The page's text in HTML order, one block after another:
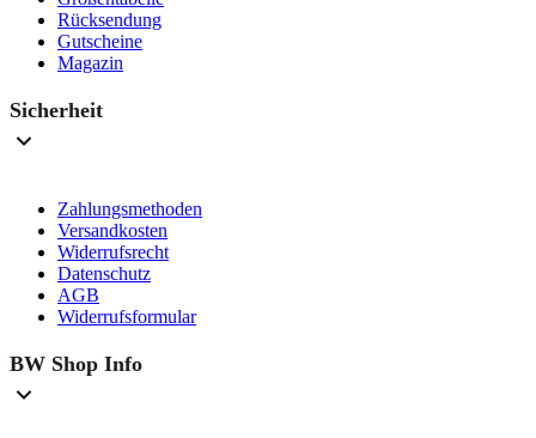
Rücksendung
Gutscheine
Magazin
Sicherheit
Zahlungsmethoden
Versandkosten
Widerrufsrecht
Datenschutz
AGB
Widerrufsformular
BW Shop Info